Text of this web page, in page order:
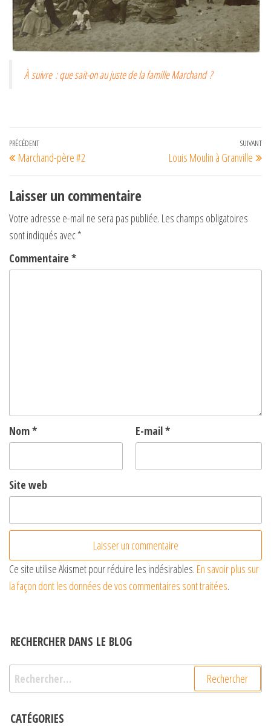
À suivre : que sait-on au juste de la famille Marchand ?
Navigation
de
l’article
Article
précédent
PRÉCÉDENT
Marchand-père #2
SUIVANT
Louis Moulin à Granville
Laisser un commentaire
Votre adresse e-mail ne sera pas publiée. Les champs obligatoires
sont indiqués avec*
Commentaire *
Nom* E-mail*
Site web
Ce site utilise Akismet pour réduire les indésirables. En savoir plus sur
la façon dont les données de vos commentaires sont traitées.
RECHERCHER DANS LE BLOG
Rechercher :
CATÉGORIES